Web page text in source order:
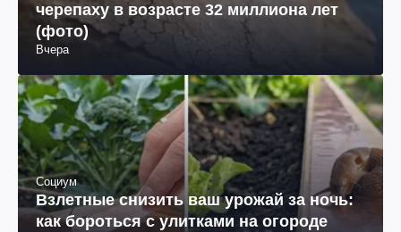
черепаху в возрасте 32 миллиона лет
(фото)
Вчера
Социум
Взлетные снизить ваш урожай за ночь:
как бороться с улитками на огороде